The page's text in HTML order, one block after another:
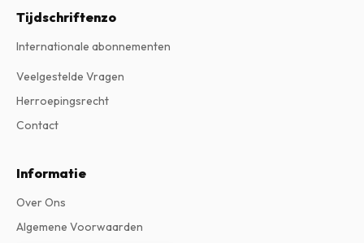
Tijdschriftenzo
Internationale abonnementen
Veelgestelde Vragen
Herroepingsrecht
Contact
Informatie
Over Ons
Algemene Voorwaarden